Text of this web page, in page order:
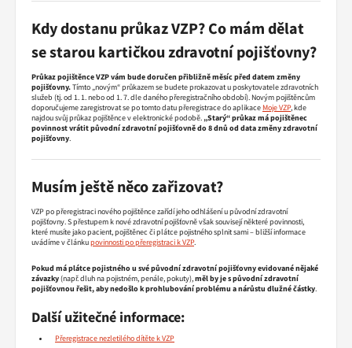
Kdy dostanu průkaz VZP? Co mám dělat
se starou kartičkou zdravotní pojišťovny?
Průkaz pojištěnce VZP vám bude doručen přibližně měsíc před datem změny
pojišťovny.Tímto „novým“ průkazem se budete prokazovat u poskytovatele zdravotních
služeb (tj. od 1. 1. nebo od 1. 7. dle daného přeregistračního období). Novým pojištěncům
doporučujeme zaregistrovat se po tomto datu přeregistrace do aplikace Moje VZP,kde
najdou svůj průkaz pojištěnce v elektronické podobě. „Starý“ průkaz má pojištěnec
povinnost vrátit původní zdravotní pojišťovně do 8 dnů od data změny zdravotní
pojišťovny.
Musím ještě něco zařizovat?
VZP po přeregistraci nového pojištěnce zařídí jeho odhlášení u původní zdravotní
pojišťovny. S přestupem k nové zdravotní pojišťovně však souvisejí některé povinnosti,
které musíte jako pacient, pojištěnec či plátce pojistného splnit sami – bližší informace
uvádíme v článkupovinnosti po přeregistraci k VZP.
Pokud má plátce pojistného u své původní zdravotní pojišťovny evidované nějaké
závazky(např. dluh na pojistném, penále, pokuty),měl by je s původní zdravotní
pojišťovnou řešit, aby nedošlo k prohlubování problému a nárůstu dlužné částky.
Další užitečné informace:
Přeregistrace nezletilého dítěte k VZP